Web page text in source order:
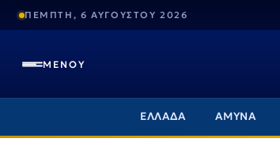
ΠΕΜΠΤΗ, 6 ΑΥΓΟΥΣΤΟΥ 2026
ΜΕΝΟΥ
ΕΛΛΑΔΑ ΑΜΥΝΑ